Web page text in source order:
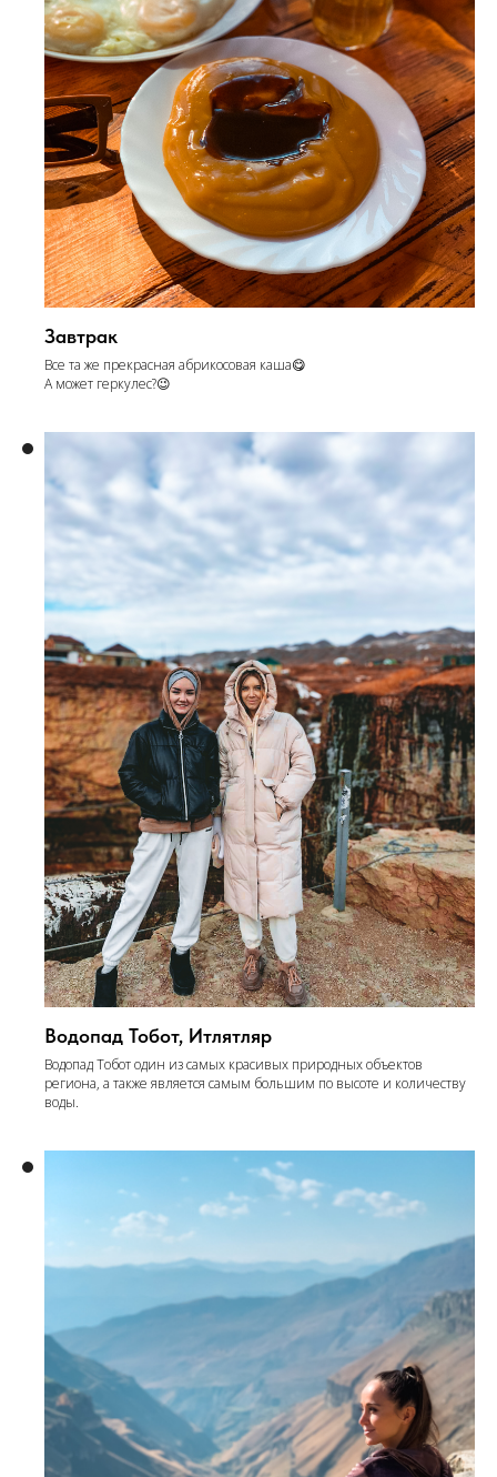
Завтрак
Все та же прекрасная абрикосовая каша😋
А может геркулес?😉
Водопад Тобот, Итлятляр
Водопад Тобот один из самых красивых природных объектов
региона, а также является самым большим по высоте и количеству
воды.